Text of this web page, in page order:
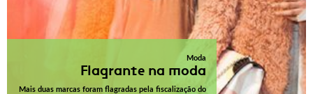
Moda
Flagrante na moda
Mais duas marcas foram flagradas pela fiscalização do